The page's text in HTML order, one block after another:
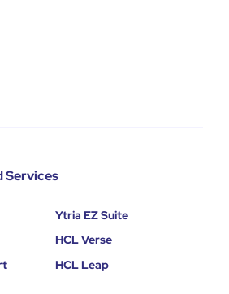
Services
Ytria EZ Suite
HCL Verse
HCL Leap